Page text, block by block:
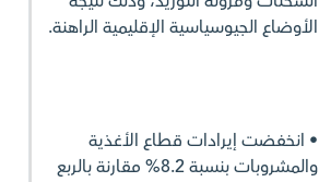
الأوضاع الجيوسياسية الإقليمية الراهنة.
• انخفضت إيرادات قطاع الأغذية
والمشروبات بنسبة 8.2% مقارنة بالربع